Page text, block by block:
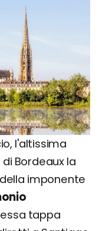
l'altissima
Bordeaux la
imponente
tappa